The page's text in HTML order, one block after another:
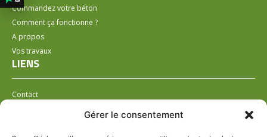
Gérer le consentement
Commandez votre béton
Comment ça fonctionne ?
A propos
Vos travaux
LIENS
Contact